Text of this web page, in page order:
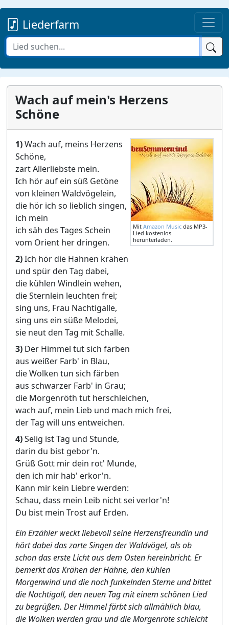
Liederfarm
Wach auf mein's Herzens
Schöne
Mit Amazon Music das MP3-
Lied kostenlos
herunterladen.
1)Wach auf, meins Herzens
Schöne,
zart Allerliebste mein.
Ich hör auf ein süß Getöne
von kleinen Waldvögelein,
die hör ich so lieblich singen,
ich mein
ich säh des Tages Schein
vom Orient her dringen.
2)Ich hör die Hahnen krähen
und spür den Tag dabei,
die kühlen Windlein wehen,
die Sternlein leuchten frei;
sing uns, Frau Nachtigalle,
sing uns ein süße Melodei,
sie neut den Tag mit Schalle.
3) Der Himmel tut sich färben
aus weißer Farb' in Blau,
die Wolken tun sich färben
aus schwarzer Farb' in Grau;
die Morgenröth tut herschleichen,
wach auf, mein Lieb und mach mich frei,
der Tag will uns entweichen.
4)Selig ist Tag und Stunde,
darin du bist gebor'n.
Grüß Gott mir dein rot' Munde,
den ich mir hab' erkor'n.
Kann mir kein Liebre werden:
Schau, dass mein Leib nicht sei verlor'n!
Du bist mein Trost auf Erden.
Ein Erzähler weckt liebevoll seine Herzensfreundin und
hört dabei das zarte Singen der Waldvögel, als ob
schon das erste Licht aus dem Osten hereinbricht. Er
bemerkt das Krähen der Hähne, den kühlen
Morgenwind und die noch funkelnden Sterne und bittet
die Nachtigall, den neuen Tag mit einem schönen Lied
zu begrüßen. Der Himmel färbt sich allmählich blau,
die Wolken werden grau und die Morgenröte schleicht